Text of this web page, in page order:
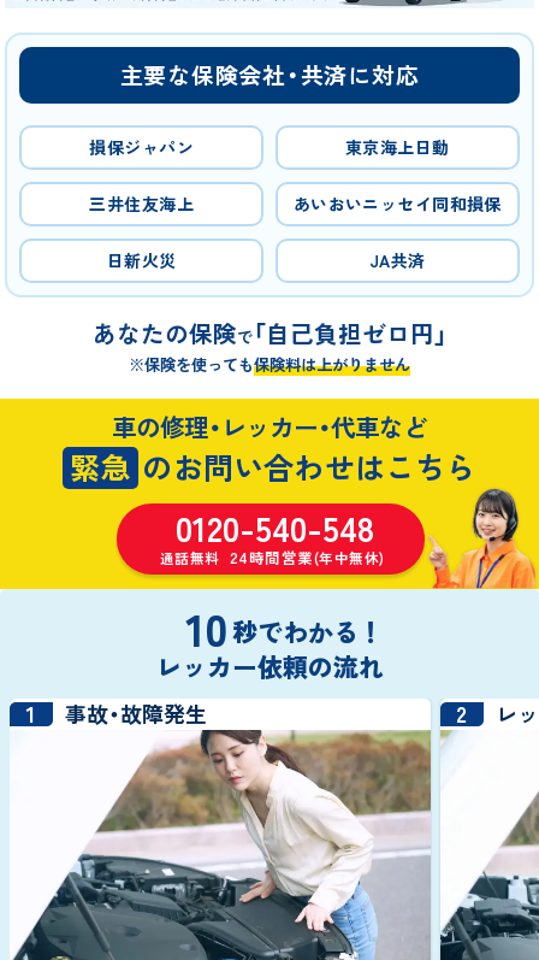
主要な保険会社・共済に対応
損保ジャパン 東京海上日動
三井住友海上 あいおいニッセイ同和損保
日新火災 JA共済
あなたの保険で「自己負担ゼロ円」
※保険を使っても保険料は上がりません
車の修理・レッカー・代車など
緊急 のお問い合わせはこちら
0120-540-548
通話無料 24時間営業(年中無休)
10秒でわかる！
レッカー依頼の流れ
1 事故・故障発生 2 レ